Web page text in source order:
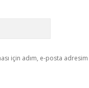
için adım, e-posta